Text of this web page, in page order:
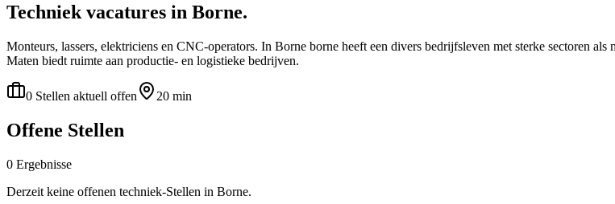
Techniek vacatures in Borne.
Monteurs, lassers, elektriciens en CNC-operators. In Borne borne heeft een divers bedrijfsleven met sterke sectoren
Maten biedt ruimte aan productie- en logistieke bedrijven.
0 Stellen aktuell offen 20 min
Offene Stellen
0 Ergebnisse
Derzeit keine offenen techniek-Stellen in Borne.